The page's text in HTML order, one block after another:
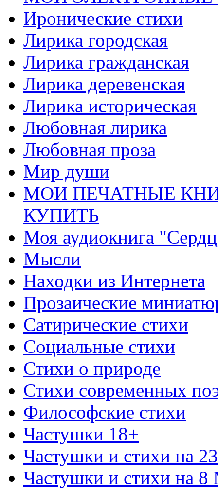
Иронические стихи
Лирика городская
Лирика гражданская
Лирика деревенская
Лирика историческая
Любовная лирика
Любовная проза
Мир души
МОИ ПЕЧАТНЫЕ
КУПИТЬ
Моя аудиокнига
Мысли
Находки из Интернета
Прозаические
Сатирические стихи
Социальные стихи
Стихи о природе
Стихи современных
Философские стихи
Частушки 18+
Частушки и стихи на
Частушки и стихи на 8